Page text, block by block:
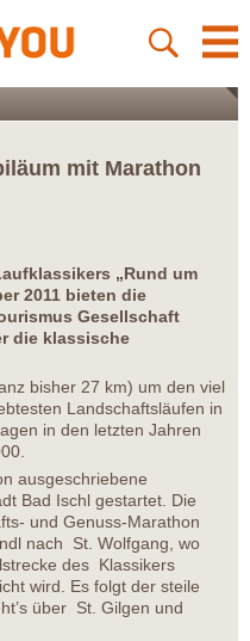
mit Marathon
„Rund um
2011 bieten die
Gesellschaft
die klassische
bisher 27 km) um den viel
Landschaftsläufen in
in den letzten Jahren
ausgeschriebene
Bad Ischl gestartet. Die
und Genuss-Marathon
nach St. Wolfgang, wo
des Klassikers
wird. Es folgt der steile
über St. Gilgen und